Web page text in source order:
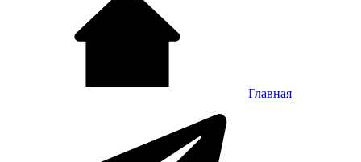
Главная